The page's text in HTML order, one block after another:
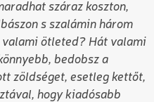
száraz koszton,
s szalámin három
valami ötleted? Hát valami
bedobsz a
zöldséget, esetleg kettőt,
hogy kiadósabb